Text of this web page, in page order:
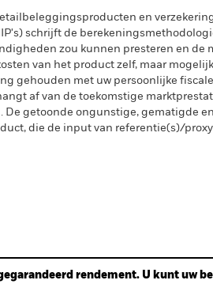
en
schrijft de
zou kunnen presteren en de
van het product zelf, maar
gehouden met uw persoonlijke
af van de toekomstige
De getoonde ongunstige, gematigde
die de input van referentie(s)/
rendement. U kunt uw